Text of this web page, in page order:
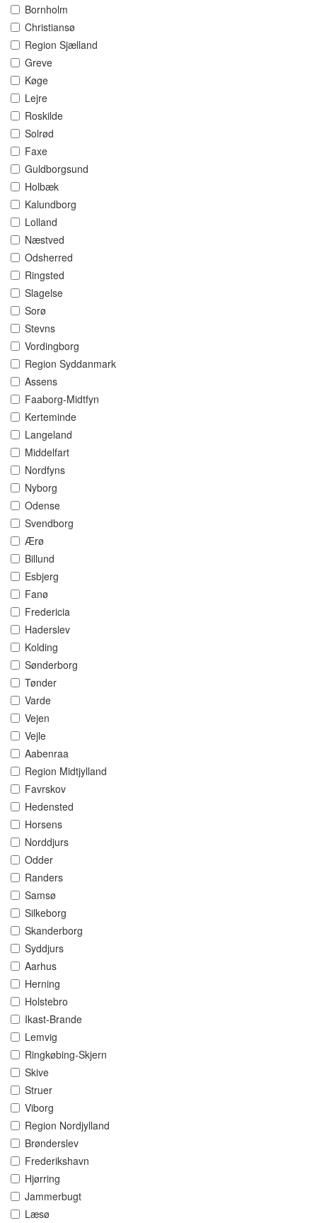
Bornholm
Christiansø
Region Sjælland
Greve
Køge
Lejre
Roskilde
Solrød
Faxe
Guldborgsund
Holbæk
Kalundborg
Lolland
Næstved
Odsherred
Ringsted
Slagelse
Sorø
Stevns
Vordingborg
Region Syddanmark
Assens
Faaborg-Midtfyn
Kerteminde
Langeland
Middelfart
Nordfyns
Nyborg
Odense
Svendborg
Ærø
Billund
Esbjerg
Fanø
Fredericia
Haderslev
Kolding
Sønderborg
Tønder
Varde
Vejen
Vejle
Aabenraa
Region Midtjylland
Favrskov
Hedensted
Horsens
Norddjurs
Odder
Randers
Samsø
Silkeborg
Skanderborg
Syddjurs
Aarhus
Herning
Holstebro
Ikast-Brande
Lemvig
Ringkøbing-Skjern
Skive
Struer
Viborg
Region Nordjylland
Brønderslev
Frederikshavn
Hjørring
Jammerbugt
Læsø